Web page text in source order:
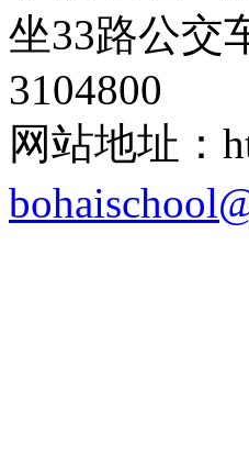
坐33路公
3104800
网站地址：